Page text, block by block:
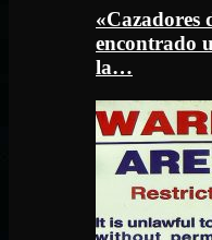
«Cazadores
encontrado
la…